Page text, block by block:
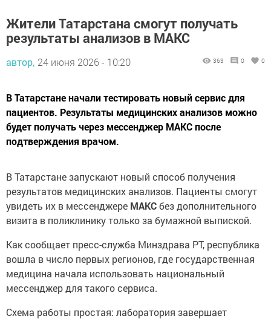
Жители Татарстана смогут получать
результаты анализов в МАКС
автор, 24 июня 2026 - 10:20 363 0 0
В Татарстане начали тестировать новый сервис для
пациентов. Результаты медицинских анализов можно
будет получать через мессенджер МАКС после
подтверждения врачом.
В Татарстане запускают новый способ получения
результатов медицинских анализов. Пациенты смогут
увидеть их в мессенджере МАКСбез дополнительного
визита в поликлинику только за бумажной выпиской.
Как сообщает пресс-служба Минздрава РТ, республика
вошла в число первых регионов, где государственная
медицина начала использовать национальный
мессенджер для такого сервиса.
Схема работы простая: лаборатория завершает